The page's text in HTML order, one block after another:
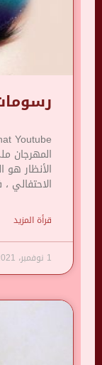
المهرجان
الأنظار هو
الاحتفالي ،
قرأة المزيد
1 نوفمبر، 2021